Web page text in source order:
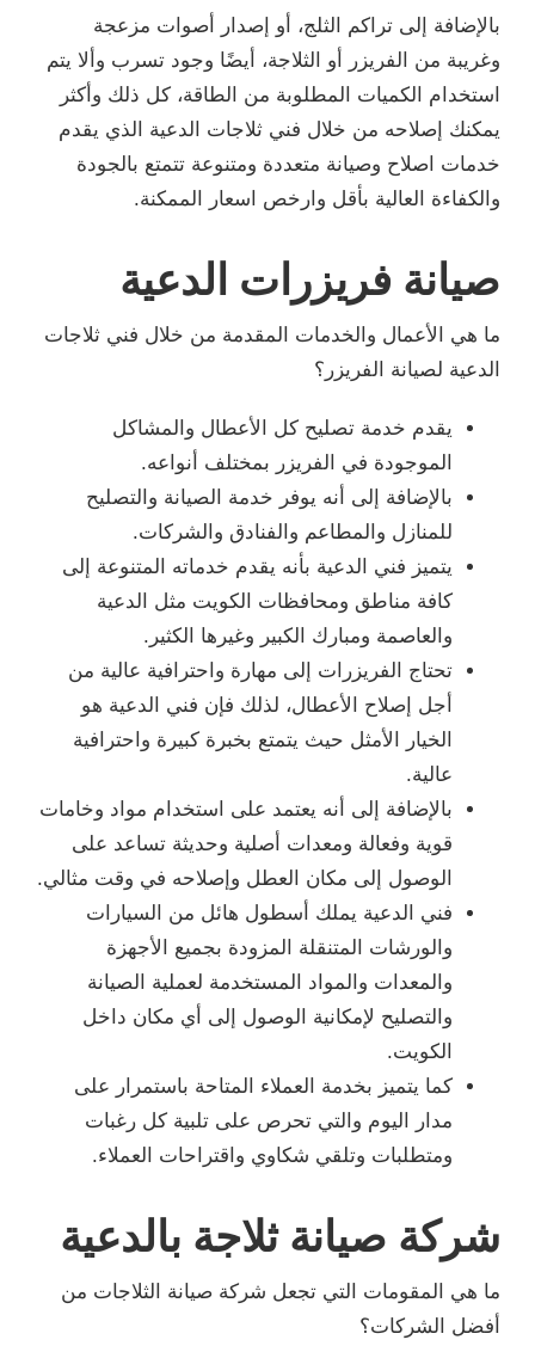
بالإضافة إلى تراكم الثلج، أو إصدار أصوات مزعجة
وغريبة من الفريزر أو الثلاجة، أيضًا وجود تسرب وألا يتم
استخدام الكميات المطلوبة من الطاقة، كل ذلك وأكثر
يمكنك إصلاحه من خلال فني ثلاجات الدعية الذي يقدم
خدمات اصلاح وصيانة متعددة ومتنوعة تتمتع بالجودة
والكفاءة العالية بأقل وارخص اسعار الممكنة.
صيانة فريزرات الدعية
ما هي الأعمال والخدمات المقدمة من خلال فني ثلاجات
الدعية لصيانة الفريزر؟
يقدم خدمة تصليح كل الأعطال والمشاكل
الموجودة في الفريزر بمختلف أنواعه.
بالإضافة إلى أنه يوفر خدمة الصيانة والتصليح
للمنازل والمطاعم والفنادق والشركات.
يتميز فني الدعية بأنه يقدم خدماته المتنوعة إلى
كافة مناطق ومحافظات الكويت مثل الدعية
والعاصمة ومبارك الكبير وغيرها الكثير.
تحتاج الفريزرات إلى مهارة واحترافية عالية من
أجل إصلاح الأعطال، لذلك فإن فني الدعية هو
الخيار الأمثل حيث يتمتع بخبرة كبيرة واحترافية
عالية.
بالإضافة إلى أنه يعتمد على استخدام مواد وخامات
قوية وفعالة ومعدات أصلية وحديثة تساعد على
الوصول إلى مكان العطل وإصلاحه في وقت مثالي.
فني الدعية يملك أسطول هائل من السيارات
والورشات المتنقلة المزودة بجميع الأجهزة
والمعدات والمواد المستخدمة لعملية الصيانة
والتصليح لإمكانية الوصول إلى أي مكان داخل
الكويت.
كما يتميز بخدمة العملاء المتاحة باستمرار على
مدار اليوم والتي تحرص على تلبية كل رغبات
ومتطلبات وتلقي شكاوي واقتراحات العملاء.
شركة صيانة ثلاجة بالدعية
ما هي المقومات التي تجعل شركة صيانة الثلاجات من
أفضل الشركات؟